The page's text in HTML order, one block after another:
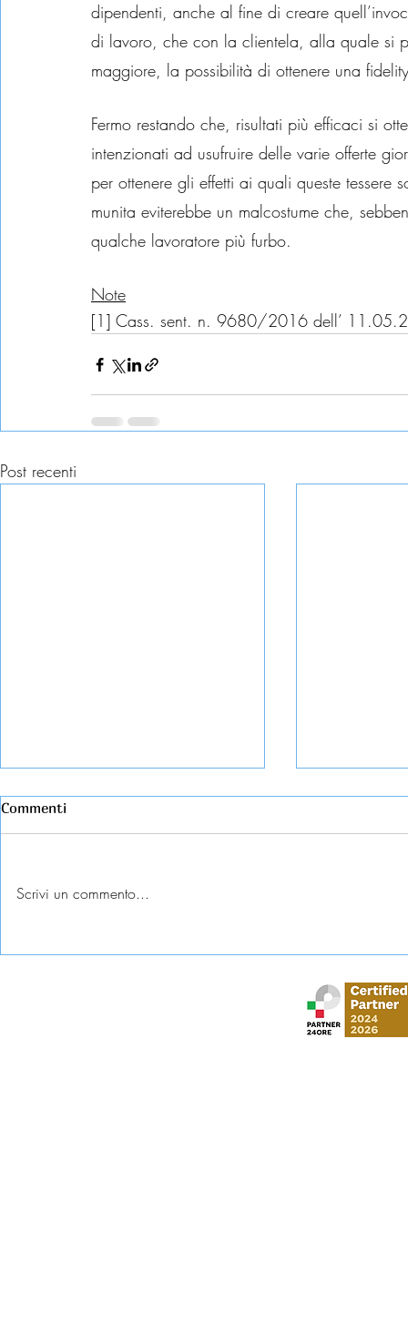
dipendenti, anche al fine di creare
di lavoro, che con la clientela, alla quale si
maggiore, la possibilità di ottenere una
Fermo restando che, risultati più efficaci si
intenzionati ad usufruire delle varie offerte
per ottenere gli effetti ai quali queste tessere
munita eviterebbe un malcostume che,
qualche lavoratore più furbo.
Note
[1] Cass. sent. n. 9680/2016 dell’
Post recenti
Commenti
Scrivi un commento...